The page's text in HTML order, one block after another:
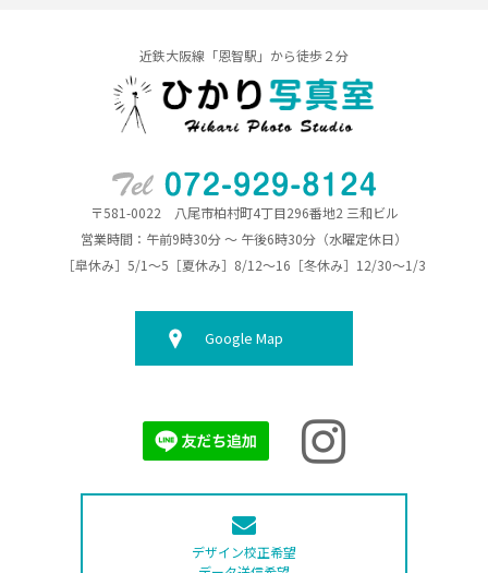
近鉄大阪線「恩智駅」から徒歩２分
〒581-0022 八尾市柏村町4丁目296番地2 三和ビル
営業時間：午前9時30分 ～ 午後6時30分（水曜定休日）
［皐休み］5/1～5［夏休み］8/12～16［冬休み］12/30～1/3
Google Map
デザイン校正希望